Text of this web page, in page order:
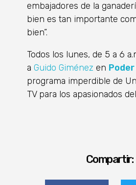
embajadores de la
bien es tan importante
bien”.
Todos los lunes, de 5 a 6
a Guido Giménez en
programa imperdible de
TV para los apasionados
Compartir: